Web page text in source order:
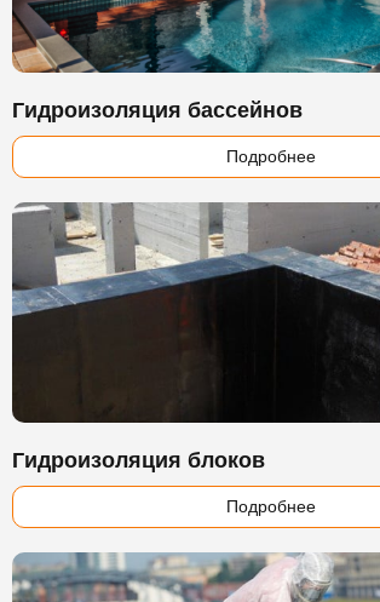
Гидроизоляция бассейнов
Подробнее
Гидроизоляция блоков
Подробнее